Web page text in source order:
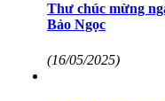
Thư chúc mừng
Bảo Ngọc
(16/05/2025)